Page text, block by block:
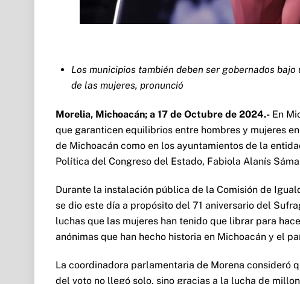
Los municipios también deben ser gobernados
de las mujeres, pronunció
Morelia, Michoacán; a 17 de Octubre de 2024.- En
que garanticen equilibrios entre hombres y mujeres
de Michoacán como en los ayuntamientos de la
Política del Congreso del Estado, Fabiola Alanís
Durante la instalación pública de la Comisión de
se dio este día a propósito del 71 aniversario del
luchas que las mujeres han tenido que librar para
anónimas que han hecho historia en Michoacán y el
La coordinadora parlamentaria de Morena consideró
del voto no llegó solo, sino gracias a la lucha de